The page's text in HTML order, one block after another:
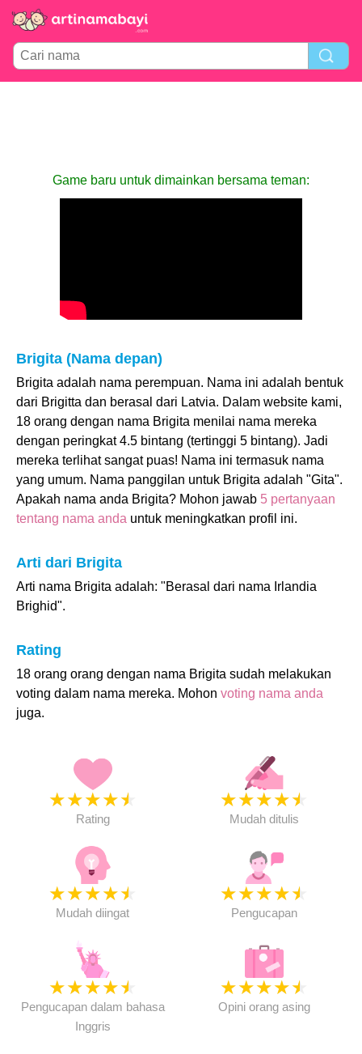
Game baru untuk dimainkan bersama teman:
Brigita (Nama depan)
Brigita adalah nama perempuan. Nama ini adalah bentuk
dari Brigitta dan berasal dari Latvia. Dalam website kami,
18 orang dengan nama Brigita menilai nama mereka
dengan peringkat 4.5 bintang (tertinggi 5 bintang). Jadi
mereka terlihat sangat puas! Nama ini termasuk nama
yang umum. Nama panggilan untuk Brigita adalah "Gita".
Apakah nama anda Brigita? Mohon jawab 5 pertanyaan
tentang nama anda untuk meningkatkan profil ini.
Arti dari Brigita
Arti nama Brigita adalah: "Berasal dari nama Irlandia
Brighid".
Rating
18 orang orang dengan nama Brigita sudah melakukan
voting dalam nama mereka. Mohon voting nama anda
juga.
★★★★★
Rating
★★★★★
Mudah ditulis
★★★★★
Mudah diingat
★★★★★
Pengucapan
★★★★★
Pengucapan dalam bahasa
Inggris
★★★★★
Opini orang asing